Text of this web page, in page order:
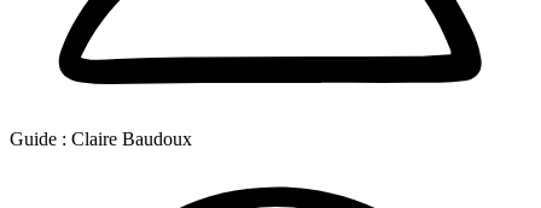
Guide : Claire Baudoux